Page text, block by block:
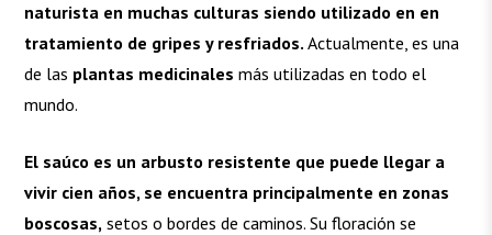
naturista en muchas culturas siendo utilizado en en
tratamiento de gripes y resfriados.Actualmente, es una
de las plantas medicinales más utilizadas en todo el
mundo.
El saúco es un arbusto resistente que puede llegar a
vivir cien años, se encuentra principalmente en zonas
boscosas, setos o bordes de caminos. Su floración se